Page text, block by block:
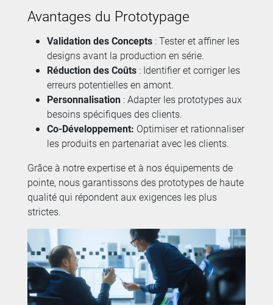
Avantages du Prototypage
Validation des Concepts: Tester et affiner les
designs avant la production en série.
Réduction des Coûts: Identifier et corriger les
erreurs potentielles en amont.
Personnalisation: Adapter les prototypes aux
besoins spécifiques des clients.
Co-Développement: Optimiser et rationnaliser
les produits en partenariat avec les clients.
Grâce à notre expertise et à nos équipements de
pointe, nous garantissons des prototypes de haute
qualité qui répondent aux exigences les plus
strictes.